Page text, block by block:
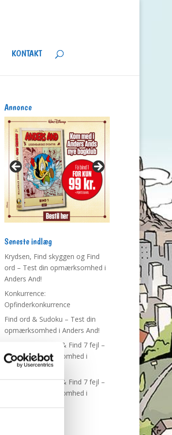
KONTAKT
Annonce
Seneste indlæg
Krydsen, Find skyggen og Find
ord – Test din opmærksomhed i
Anders And!
Konkurrence:
Opfinderkonkurrence
Find ord & Sudoku – Test din
opmærksomhed i Anders And!
Find ord, Labyrint & Find 7 fejl –
Test din opmærksomhed i
Anders And!
Find ord, Labyrint & Find 7 fejl –
Test din opmærksomhed i